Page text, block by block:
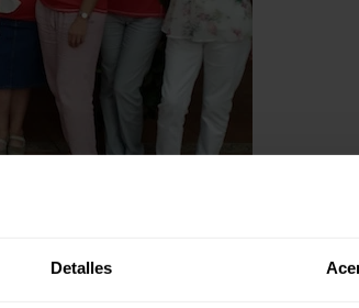
Detalles
una grave crisis económica, política y